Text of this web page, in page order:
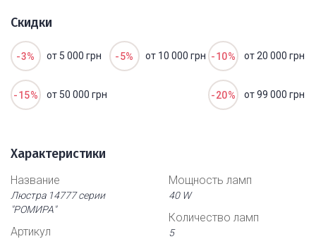
Скидки
-3% от 5 000 грн -5% от 10 000 грн -10% от 20 000 грн
-15% от 50 000 грн -20% от 99 000 грн
Характеристики
Название
Люстра 14777 серии
"РОМИРА"
Артикул
Мощность ламп
40 W
Количество ламп
5